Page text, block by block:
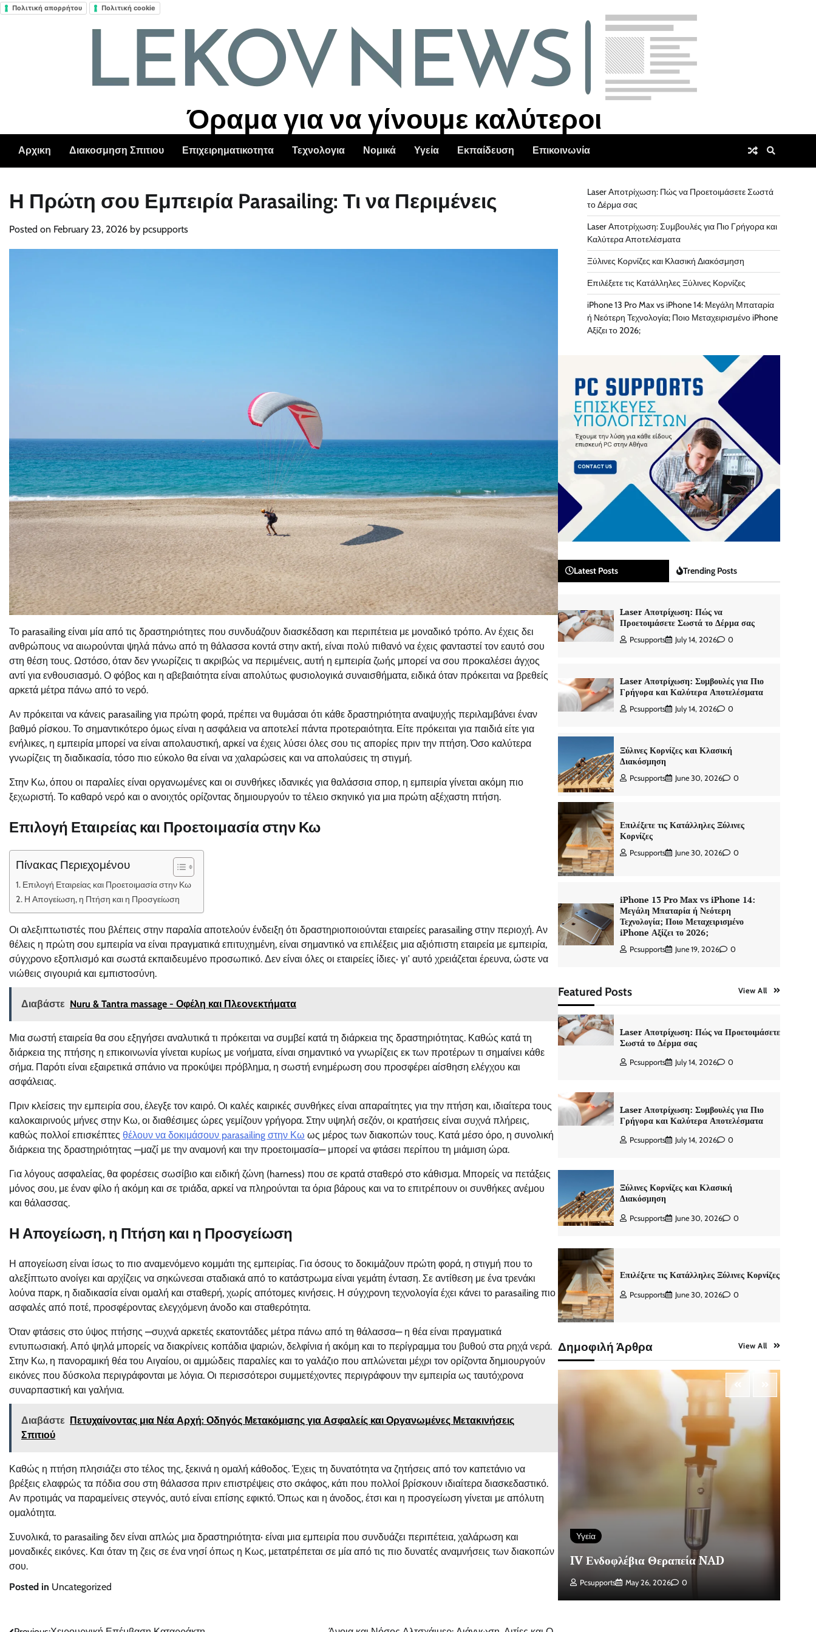
Πολιτική απορρήτου Πολιτική cookie
Όραμα για να γίνουμε καλύτεροι
Αρχικη Διακοσμηση Σπιτιου Επιχειρηματικοτητα Τεχνολογια Νομικά Υγεία Εκπαίδευση Επικοινωνία
Η Πρώτη σου Εμπειρία Parasailing: Τι να Περιμένεις
Posted on February 23, 2026 by pcsupports
Το parasailing είναι μία από τις δραστηριότητες που συνδυάζουν διασκέδαση και περιπέτεια με μοναδικό τρόπο. Αν έχεις δει
ανθρώπους να αιωρούνται ψηλά πάνω από τη θάλασσα κοντά στην ακτή, είναι πολύ πιθανό να έχεις φανταστεί τον εαυτό σου
στη θέση τους. Ωστόσο, όταν δεν γνωρίζεις τι ακριβώς να περιμένεις, αυτή η εμπειρία ζωής μπορεί να σου προκαλέσει άγχος
αντί για ενθουσιασμό. Ο φόβος και η αβεβαιότητα είναι απολύτως φυσιολογικά συναισθήματα, ειδικά όταν πρόκειται να βρεθείς
αρκετά μέτρα πάνω από το νερό.
Αν πρόκειται να κάνεις parasailing για πρώτη φορά, πρέπει να θυμάσαι ότι κάθε δραστηριότητα αναψυχής περιλαμβάνει έναν
βαθμό ρίσκου. Το σημαντικότερο όμως είναι η ασφάλεια να αποτελεί πάντα προτεραιότητα. Είτε πρόκειται για παιδιά είτε για
ενήλικες, η εμπειρία μπορεί να είναι απολαυστική, αρκεί να έχεις λύσει όλες σου τις απορίες πριν την πτήση. Όσο καλύτερα
γνωρίζεις τη διαδικασία, τόσο πιο εύκολο θα είναι να χαλαρώσεις και να απολαύσεις τη στιγμή.
Στην Κω, όπου οι παραλίες είναι οργανωμένες και οι συνθήκες ιδανικές για θαλάσσια σπορ, η εμπειρία γίνεται ακόμη πιο
ξεχωριστή. Το καθαρό νερό και ο ανοιχτός ορίζοντας δημιουργούν το τέλειο σκηνικό για μια πρώτη αξέχαστη πτήση.
Επιλογή Εταιρείας και Προετοιμασία στην Κω
Πίνακας Περιεχομένου
Επιλογή Εταιρείας και Προετοιμασία στην Κω
Η Απογείωση, η Πτήση και η Προσγείωση
Οι αλεξιπτωτιστές που βλέπεις στην παραλία αποτελούν ένδειξη ότι δραστηριοποιούνται εταιρείες parasailing στην περιοχή. Αν
θέλεις η πρώτη σου εμπειρία να είναι πραγματικά επιτυχημένη, είναι σημαντικό να επιλέξεις μια αξιόπιστη εταιρεία με εμπειρία,
σύγχρονο εξοπλισμό και σωστά εκπαιδευμένο προσωπικό. Δεν είναι όλες οι εταιρείες ίδιες· γι’ αυτό χρειάζεται έρευνα, ώστε να
νιώθεις σιγουριά και εμπιστοσύνη.
Διαβάστε Nuru & Tantra massage - Οφέλη και Πλεονεκτήματα
Μια σωστή εταιρεία θα σου εξηγήσει αναλυτικά τι πρόκειται να συμβεί κατά τη διάρκεια της δραστηριότητας. Καθώς κατά τη
διάρκεια της πτήσης η επικοινωνία γίνεται κυρίως με νοήματα, είναι σημαντικό να γνωρίζεις εκ των προτέρων τι σημαίνει κάθε
σήμα. Παρότι είναι εξαιρετικά σπάνιο να προκύψει πρόβλημα, η σωστή ενημέρωση σου προσφέρει αίσθηση ελέγχου και
ασφάλειας.
Πριν κλείσεις την εμπειρία σου, έλεγξε τον καιρό. Οι καλές καιρικές συνθήκες είναι απαραίτητες για την πτήση και, ιδιαίτερα τους
καλοκαιρινούς μήνες στην Κω, οι διαθέσιμες ώρες γεμίζουν γρήγορα. Στην υψηλή σεζόν, οι κρατήσεις είναι συχνά πλήρεις,
καθώς πολλοί επισκέπτες θέλουν να δοκιμάσουν parasailing στην Κω ως μέρος των διακοπών τους. Κατά μέσο όρο, η συνολική
διάρκεια της δραστηριότητας —μαζί με την αναμονή και την προετοιμασία— μπορεί να φτάσει περίπου τη μιάμιση ώρα.
Για λόγους ασφαλείας, θα φορέσεις σωσίβιο και ειδική ζώνη (harness) που σε κρατά σταθερό στο κάθισμα. Μπορείς να πετάξεις
μόνος σου, με έναν φίλο ή ακόμη και σε τριάδα, αρκεί να πληρούνται τα όρια βάρους και να το επιτρέπουν οι συνθήκες ανέμου
και θάλασσας.
Η Απογείωση, η Πτήση και η Προσγείωση
Η απογείωση είναι ίσως το πιο αναμενόμενο κομμάτι της εμπειρίας. Για όσους το δοκιμάζουν πρώτη φορά, η στιγμή που το
αλεξίπτωτο ανοίγει και αρχίζεις να σηκώνεσαι σταδιακά από το κατάστρωμα είναι γεμάτη ένταση. Σε αντίθεση με ένα τρενάκι
λούνα παρκ, η διαδικασία είναι ομαλή και σταθερή, χωρίς απότομες κινήσεις. Η σύγχρονη τεχνολογία έχει κάνει το parasailing πιο
ασφαλές από ποτέ, προσφέροντας ελεγχόμενη άνοδο και σταθερότητα.
Όταν φτάσεις στο ύψος πτήσης —συχνά αρκετές εκατοντάδες μέτρα πάνω από τη θάλασσα— η θέα είναι πραγματικά
εντυπωσιακή. Από ψηλά μπορείς να διακρίνεις κοπάδια ψαριών, δελφίνια ή ακόμη και το περίγραμμα του βυθού στα ρηχά νερά.
Στην Κω, η πανοραμική θέα του Αιγαίου, οι αμμώδεις παραλίες και το γαλάζιο που απλώνεται μέχρι τον ορίζοντα δημιουργούν
εικόνες που δύσκολα περιγράφονται με λόγια. Οι περισσότεροι συμμετέχοντες περιγράφουν την εμπειρία ως ταυτόχρονα
συναρπαστική και γαλήνια.
Διαβάστε
Πετυχαίνοντας μια Νέα Αρχή: Οδηγός Μετακόμισης για Ασφαλείς και Οργανωμένες Μετακινήσεις
Σπιτιού
Καθώς η πτήση πλησιάζει στο τέλος της, ξεκινά η ομαλή κάθοδος. Έχεις τη δυνατότητα να ζητήσεις από τον καπετάνιο να
βρέξεις ελαφρώς τα πόδια σου στη θάλασσα πριν επιστρέψεις στο σκάφος, κάτι που πολλοί βρίσκουν ιδιαίτερα διασκεδαστικό.
Αν προτιμάς να παραμείνεις στεγνός, αυτό είναι επίσης εφικτό. Όπως και η άνοδος, έτσι και η προσγείωση γίνεται με απόλυτη
ομαλότητα.
Συνολικά, το parasailing δεν είναι απλώς μια δραστηριότητα· είναι μια εμπειρία που συνδυάζει περιπέτεια, χαλάρωση και
μοναδικές εικόνες. Και όταν τη ζεις σε ένα νησί όπως η Κως, μετατρέπεται σε μία από τις πιο δυνατές αναμνήσεις των διακοπών
σου.
Posted in Uncategorized
Laser Αποτρίχωση: Πώς να Προετοιμάσετε Σωστά
το Δέρμα σας
Laser Αποτρίχωση: Συμβουλές για Πιο Γρήγορα και
Καλύτερα Αποτελέσματα
Ξύλινες Κορνίζες και Κλασική Διακόσμηση
Επιλέξετε τις Κατάλληλες Ξύλινες Κορνίζες
iPhone 13 Pro Max vs iPhone 14: Μεγάλη Μπαταρία
ή Νεότερη Τεχνολογία; Ποιο Μεταχειρισμένο iPhone
Αξίζει το 2026;
Latest Posts Trending Posts
Laser Αποτρίχωση: Πώς να
Προετοιμάσετε Σωστά το Δέρμα σας
Pcsupports July 14, 2026 0
Laser Αποτρίχωση: Συμβουλές για Πιο
Γρήγορα και Καλύτερα Αποτελέσματα
Pcsupports July 14, 2026 0
Ξύλινες Κορνίζες και Κλασική
Διακόσμηση
Pcsupports June 30, 2026 0
Επιλέξετε τις Κατάλληλες Ξύλινες
Κορνίζες
Pcsupports June 30, 2026 0
iPhone 13 Pro Max vs iPhone 14:
Μεγάλη Μπαταρία ή Νεότερη
Τεχνολογία; Ποιο Μεταχειρισμένο
iPhone Αξίζει το 2026;
Pcsupports June 19, 2026 0
Featured Posts View All
Laser Αποτρίχωση: Πώς να Προετοιμάσετε
Σωστά το Δέρμα σας
Pcsupports July 14, 2026 0
Laser Αποτρίχωση: Συμβουλές για Πιο
Γρήγορα και Καλύτερα Αποτελέσματα
Pcsupports July 14, 2026 0
Ξύλινες Κορνίζες και Κλασική
Διακόσμηση
Pcsupports June 30, 2026 0
Επιλέξετε τις Κατάλληλες Ξύλινες Κορνίζες
Pcsupports June 30, 2026 0
Δημοφιλή Άρθρα View All
Αποφράξεις
Επαγγελματική απόφραξη σιφωνιών
Υγεία
IV Ενδοφλέβια Θεραπεία NAD
Pcsupports May 26, 2026 0